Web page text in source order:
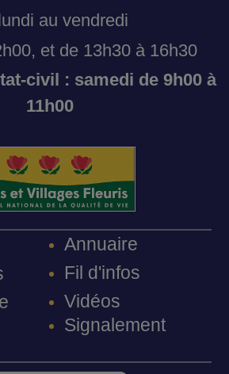
au vendredi
et de 13h30 à 16h30
civil : samedi de 9h00 à
11h00
Annuaire
Fil d'infos
Vidéos
Signalement